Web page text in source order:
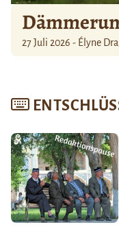
27 Juli 2026 - Élyne